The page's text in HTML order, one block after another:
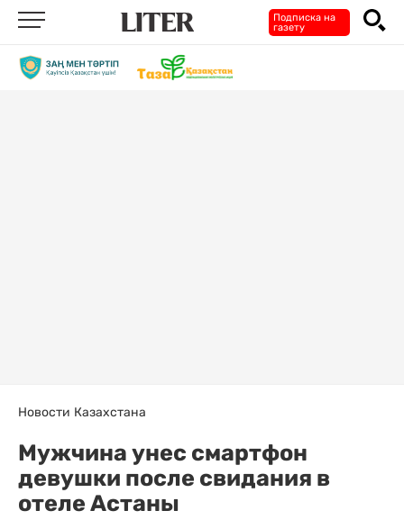
Подписка на
газету
Новости Казахстана
Мужчина унес смартфон
девушки после свидания в
отеле Астаны